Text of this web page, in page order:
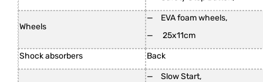
Wheels
EVA foam wheels,
25x11cm
Shock absorbers Back
Slow Start,